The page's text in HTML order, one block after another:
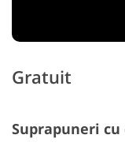
Gratuit